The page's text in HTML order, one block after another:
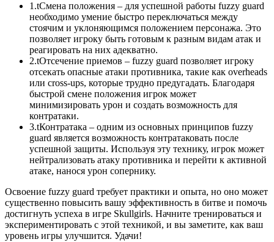
1.tСмена положения – для успешной работы fuzzy guard
необходимо умение быстро переключаться между
стоячим и уклоняющимся положением персонажа. Это
позволяет игроку быть готовым к разным видам атак и
реагировать на них адекватно.
2.tОтсечение приемов – fuzzy guard позволяет игроку
отсекать опасные атаки противника, такие как overheads
или cross-ups, которые трудно предугадать. Благодаря
быстрой смене положения игрок может
минимизировать урон и создать возможность для
контратаки.
3.tКонтратака – одним из основных принципов fuzzy
guard является возможность контратаковать после
успешной защиты. Используя эту технику, игрок может
нейтрализовать атаку противника и перейти к активной
атаке, нанося урон сопернику.
Освоение fuzzy guard требует практики и опыта, но оно может
существенно повысить вашу эффективность в битве и помочь
достигнуть успеха в игре Skullgirls. Начните тренироваться и
экспериментировать с этой техникой, и вы заметите, как ваш
уровень игры улучшится. Удачи!